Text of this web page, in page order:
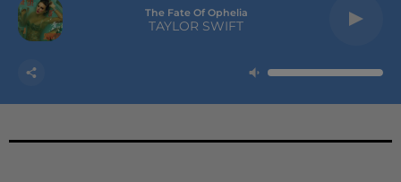
The Fate Of Ophelia
TAYLOR SWIFT